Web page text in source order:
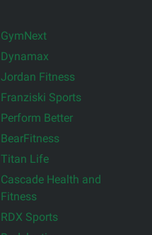
GymNext
Dynamax
Jordan Fitness
Franziski Sports
Perform Better
BearFitness
Titan Life
Cascade Health and
Fitness
RDX Sports